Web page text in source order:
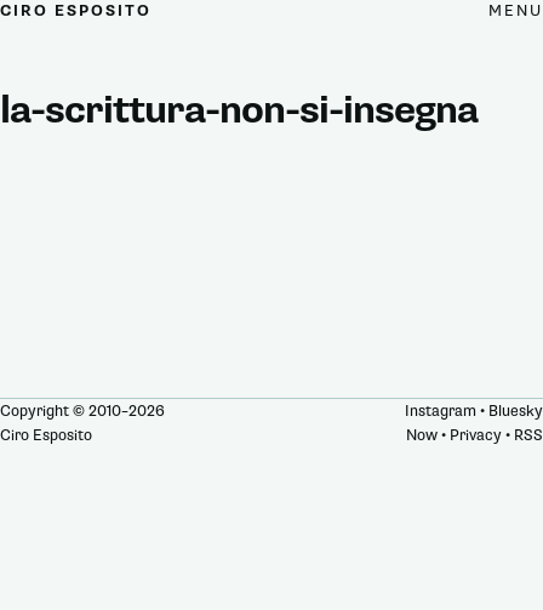
CIRO ESPOSITO MENU
la-scrittura-non-si-insegna
Copyright © 2010–2026
Ciro Esposito
Instagram • Bluesky
Now• Privacy• RSS